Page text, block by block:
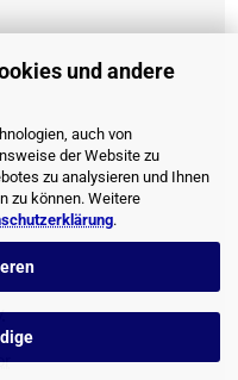
und andere
auch von
der Website zu
zu analysieren und Ihnen
zu können. Weitere
.